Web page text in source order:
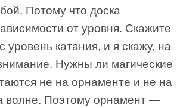
Потому что доска
от уровня. Скажите
уровень катания, и я скажу, на
Нужны ли магические
не на орнаменте и не на
волне. Поэтому орнамент —